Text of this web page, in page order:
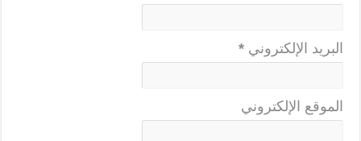
البريد الإلكتروني *
الموقع الإلكتروني